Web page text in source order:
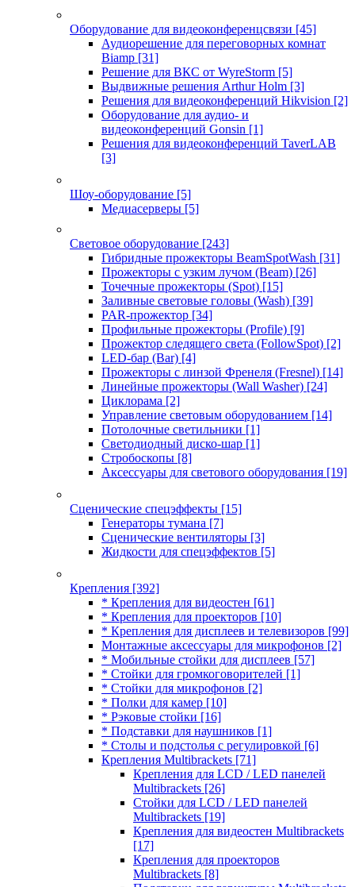
Оборудование для видеоконференцсвязи [45]
Аудиорешение для переговорных комнат
Biamp [31]
Решение для ВКС от WyreStorm [5]
Выдвижные решения Arthur Holm [3]
Решения для видеоконференций Hikvision [2]
Оборудование для аудио- и
видеоконференций Gonsin [1]
Решения для видеоконференций TaverLAB
[3]
Шоу-оборудование [5]
Медиасерверы [5]
Световое оборудование [243]
Гибридные прожекторы BeamSpotWash [31]
Прожекторы с узким лучом (Beam) [26]
Точечные прожекторы (Spot) [15]
Заливные световые головы (Wash) [39]
PAR-прожектор [34]
Профильные прожекторы (Profile) [9]
Прожектор следящего света (FollowSpot) [2]
LED-бар (Bar) [4]
Прожекторы с линзой Френеля (Fresnel) [14]
Линейные прожекторы (Wall Washer) [24]
Циклорама [2]
Управление световым оборудованием [14]
Потолочные светильники [1]
Светодиодный диско-шар [1]
Стробоскопы [8]
Аксессуары для светового оборудования [19]
Сценические спецэффекты [15]
Генераторы тумана [7]
Сценические вентиляторы [3]
Жидкости для спецэффектов [5]
Крепления [392]
* Крепления для видеостен [61]
* Крепления для проекторов [10]
* Крепления для дисплеев и телевизоров [99]
Монтажные аксессуары для микрофонов [2]
* Мобильные стойки для дисплеев [57]
* Стойки для громкоговорителей [1]
* Стойки для микрофонов [2]
* Полки для камер [10]
* Рэковые стойки [16]
* Подставки для наушников [1]
* Столы и подстолья с регулировкой [6]
Крепления Multibrackets [71]
Крепления для LCD / LED панелей
Multibrackets [26]
Стойки для LCD / LED панелей
Multibrackets [19]
Крепления для видеостен Multibrackets
[17]
Крепления для проекторов
Multibrackets [8]